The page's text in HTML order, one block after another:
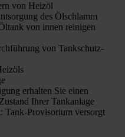
von Heizöl
des Ölschlamm
von innen reinigen
von Tankschutz-
erhalten Sie einen
Ihrer Tankanlage
Tank-Provisorium versorgt